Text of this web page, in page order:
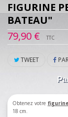
FIGURINE
BATEAU"
79,90 €
TTC
TWEET
Obtenez votre
18 cm.